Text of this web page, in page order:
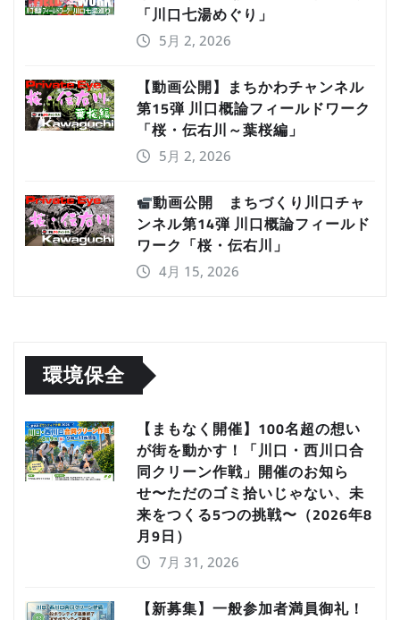
「川口七湯めぐり」
5月 2, 2026
【動画公開】まちかわチャンネル
第15弾 川口概論フィールドワーク
「桜・伝右川～葉桜編」
5月 2, 2026
動画公開 まちづくり川口チャ
ンネル第14弾 川口概論フィールド
ワーク「桜・伝右川」
4月 15, 2026
環境保全
【まもなく開催】100名超の想い
が街を動かす！「川口・西川口合
同クリーン作戦」開催のお知ら
せ〜ただのゴミ拾いじゃない、未
来をつくる5つの挑戦〜（2026年8
月9日）
7月 31, 2026
【新募集】一般参加者満員御礼！